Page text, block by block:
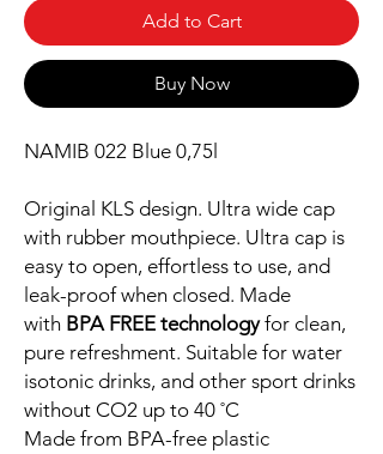
Add to Cart
Buy Now
NAMIB 022 Blue 0,75l
Original KLS design. Ultra wide cap
with rubber mouthpiece. Ultra cap is
easy to open, effortless to use, and
leak-proof when closed. Made
with BPA FREE technologyfor clean,
pure refreshment. Suitable for water
isotonic drinks, and other sport drinks
without CO2 up to 40 ˚C
Made from BPA-free plastic